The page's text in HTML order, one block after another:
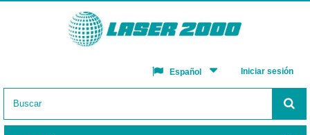
Iniciar sesión
Español